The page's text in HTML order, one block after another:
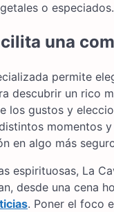
o especiados.
una
permite
descubrir un rico
los gustos y
momentos
en algo más
espirituosas, La
desde una cena
. Poner el foco